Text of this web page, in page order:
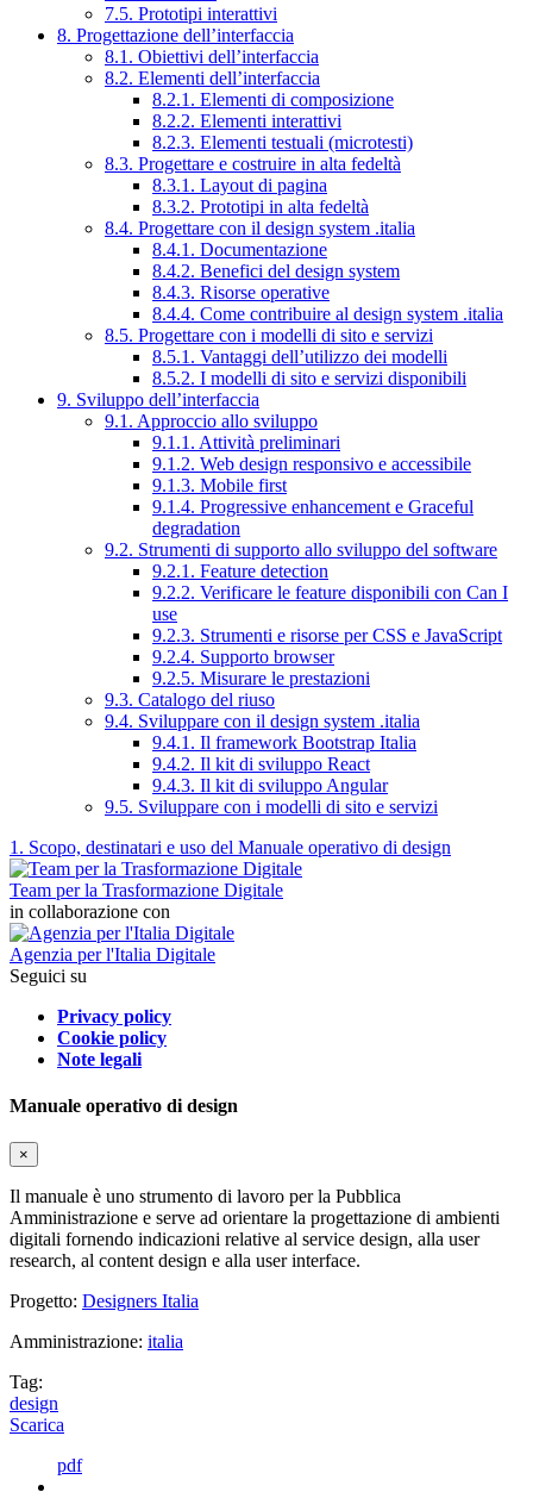
7.5. Prototipi interattivi
8. Progettazione dell’interfaccia
8.1. Obiettivi dell’interfaccia
8.2. Elementi dell’interfaccia
8.2.1. Elementi di composizione
8.2.2. Elementi interattivi
8.2.3. Elementi testuali (microtesti)
8.3. Progettare e costruire in alta fedeltà
8.3.1. Layout di pagina
8.3.2. Prototipi in alta fedeltà
8.4. Progettare con il design system .italia
8.4.1. Documentazione
8.4.2. Benefici del design system
8.4.3. Risorse operative
8.4.4. Come contribuire al design system .italia
8.5. Progettare con i modelli di sito e servizi
8.5.1. Vantaggi dell’utilizzo dei modelli
8.5.2. I modelli di sito e servizi disponibili
9. Sviluppo dell’interfaccia
9.1. Approccio allo sviluppo
9.1.1. Attività preliminari
9.1.2. Web design responsivo e accessibile
9.1.3. Mobile first
9.1.4. Progressive enhancement e Graceful
degradation
9.2. Strumenti di supporto allo sviluppo del software
9.2.1. Feature detection
9.2.2. Verificare le feature disponibili con Can I
use
9.2.3. Strumenti e risorse per CSS e JavaScript
9.2.4. Supporto browser
9.2.5. Misurare le prestazioni
9.3. Catalogo del riuso
9.4. Sviluppare con il design system .italia
9.4.1. Il framework Bootstrap Italia
9.4.2. Il kit di sviluppo React
9.4.3. Il kit di sviluppo Angular
9.5. Sviluppare con i modelli di sito e servizi
1. Scopo, destinatari e uso del Manuale operativo di design
Team per la Trasformazione Digitale
in collaborazione con
Agenzia per l'Italia Digitale
Seguici su
Privacy policy
Cookie policy
Note legali
Manuale operativo di design
×
Il manuale è uno strumento di lavoro per la Pubblica
Amministrazione e serve ad orientare la progettazione di ambienti
digitali fornendo indicazioni relative al service design, alla user
research, al content design e alla user interface.
Progetto: Designers Italia
Amministrazione: italia
Tag:
design
Scarica
pdf